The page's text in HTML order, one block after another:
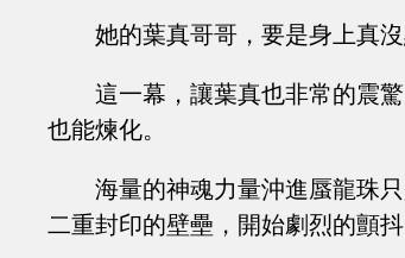
她的葉真哥哥，要是身上真
這一幕，讓葉真也非常的震
也能煉化。
海量的神魂力量沖進蜃龍珠
二重封印的壁壘，開始劇烈的顫抖